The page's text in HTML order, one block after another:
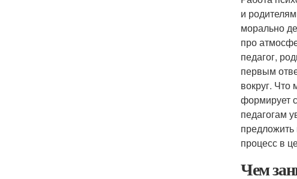
и
морально
про
педагог,
первым
вокруг. Что
формирует
педагогам
процесс в
Чем